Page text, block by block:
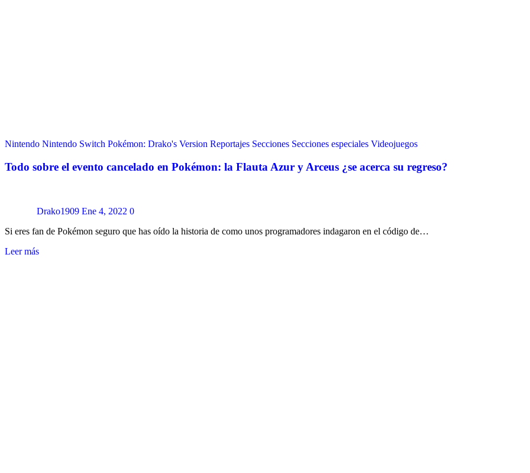
Nintendo Nintendo Switch Pokémon: Drako's Version Reportajes Secciones Secciones especiales Videojuegos
Todo sobre el evento cancelado en Pokémon: la Flauta Azur y Arceus ¿se acerca su regreso?
Drako1909 Ene 4, 2022 0
Si eres fan de Pokémon seguro que has oído la historia de como unos programadores indagaron en el código de…
Leer más